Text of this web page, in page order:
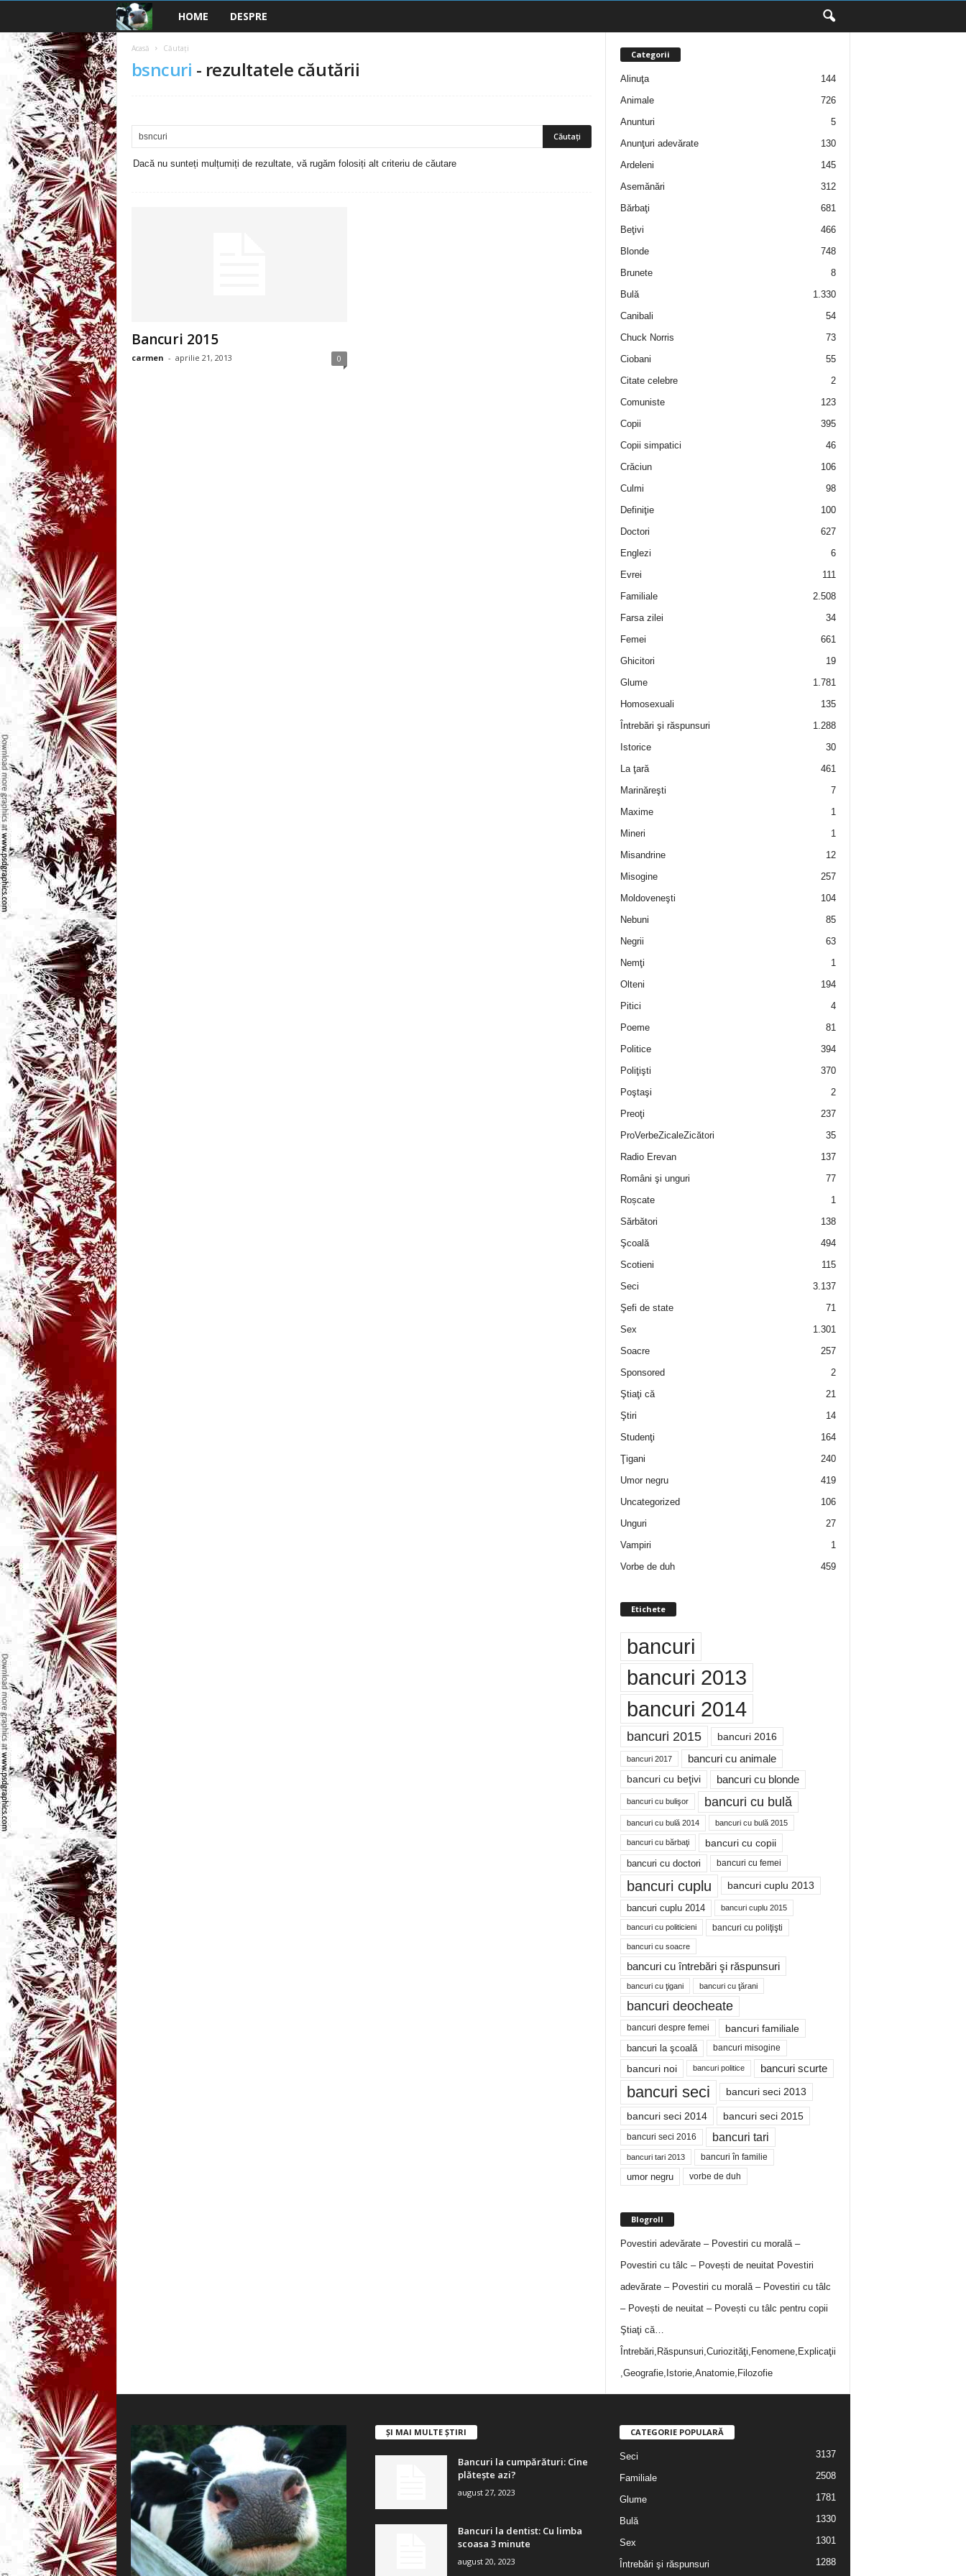
a
n
u
HOME DESPRE
Acasă Căutați
bsncuri - rezultatele căutării
Dacă nu sunteți mulțumiți de rezultate, vă rugăm folosiți alt criteriu de căutare
Bancuri 2015
carmen - aprilie 21, 2013 0
Categorii
Alinuţa
144
Animale
726
Anunturi
5
Anunţuri adevărate
130
Ardeleni
145
Asemănări
312
Bărbaţi
681
Beţivi
466
Blonde
748
Brunete
8
Bulă
1.330
Canibali
54
Chuck Norris
73
Ciobani
55
Citate celebre
2
Comuniste
123
Copii
395
Copii simpatici
46
Crăciun
106
Culmi
98
Definiţie
100
Doctori
627
Englezi
6
Evrei
111
Familiale
2.508
Farsa zilei
34
Femei
661
Ghicitori
19
Glume
1.781
Homosexuali
135
Întrebări şi răspunsuri
1.288
Istorice
30
La ţară
461
Marinăreşti
7
Maxime
1
Mineri
1
Misandrine
12
Misogine
257
Moldoveneşti
104
Nebuni
85
Negrii
63
Nemţi
1
Olteni
194
Pitici
4
Poeme
81
Politice
394
Poliţişti
370
Poştaşi
2
Preoţi
237
ProVerbeZicaleZicători
35
Radio Erevan
137
Români şi unguri
77
Roșcate
1
Sărbători
138
Şcoală
494
Scotieni
115
Seci
3.137
Şefi de state
71
Sex
1.301
Soacre
257
Sponsored
2
Ştiaţi că
21
Ştiri
14
Studenţi
164
Ţigani
240
Umor negru
419
Uncategorized
106
Unguri
27
Vampiri
1
Vorbe de duh
459
Etichete
bancuri
bancuri 2013
bancuri 2014
bancuri 2015 bancuri 2016
bancuri 2017 bancuri cu animale
bancuri cu beţivi bancuri cu blonde
bancuri cu bulişor bancuri cu bulă
bancuri cu bulă 2014 bancuri cu bulă 2015
bancuri cu bărbaţi bancuri cu copii
bancuri cu doctori bancuri cu femei
bancuri cuplu bancuri cuplu 2013
bancuri cuplu 2014 bancuri cuplu 2015
bancuri cu politicieni bancuri cu poliţişti
bancuri cu soacre
bancuri cu întrebări şi răspunsuri
bancuri cu ţigani bancuri cu ţărani
bancuri deocheate
bancuri despre femei bancuri familiale
bancuri la şcoală bancuri misogine
bancuri noi bancuri politice bancuri scurte
bancuri seci bancuri seci 2013
bancuri seci 2014 bancuri seci 2015
bancuri seci 2016 bancuri tari
bancuri tari 2013 bancuri în familie
umor negru vorbe de duh
Blogroll
Povestiri adevărate – Povestiri cu morală –
Povestiri cu tâlc – Povești de neuitatPovestiri
adevărate – Povestiri cu morală – Povestiri cu tâlc
– Povești de neuitat – Povești cu tâlc pentru copii
Ştiaţi că…
Întrebări,Răspunsuri,Curiozităţi,Fenomene,Explicaţii
,Geografie,Istorie,Anatomie,Filozofie
ȘI MAI MULTE ȘTIRI
Bancuri la cumpărături: Cine
plătește azi?
august 27, 2023
Bancuri la dentist: Cu limba
scoasa 3 minute
august 20, 2023
CATEGORIE POPULARĂ
Seci 3137
Familiale 2508
Glume 1781
Bulă 1330
Sex 1301
Întrebări şi răspunsuri 1288